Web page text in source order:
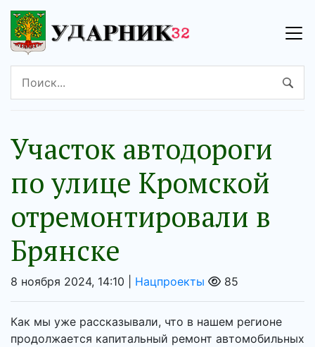
Участок автодороги
по улице Кромской
отремонтировали в
Брянске
8 ноября 2024, 14:10 | Нацпроекты 85
Как мы уже рассказывали, что в нашем регионе
продолжается капитальный ремонт автомобильных